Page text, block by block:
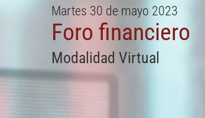
Martes 30 de mayo 2023
Foro financiero
Modalidad Virtual